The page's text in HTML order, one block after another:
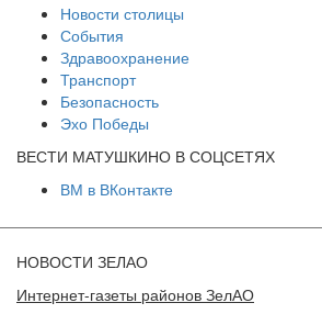
Новости столицы
События
Здравоохранение
Транспорт
Безопасность
Эхо Победы
ВЕСТИ МАТУШКИНО В СОЦСЕТЯХ
ВМ в ВКонтакте
НОВОСТИ ЗЕЛАО
Интернет-газеты районов ЗелАО